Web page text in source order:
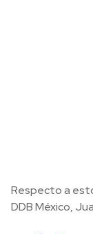
Respecto a
DDB México,